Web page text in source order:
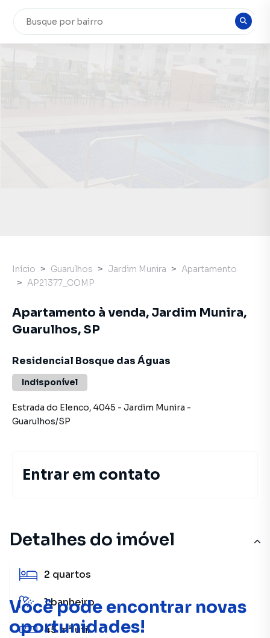
Você pode encontrar novas
oportunidades!
Detalhes do imóvel
2 quartos
1banheiro
45 m²útil
Início Guarulhos Jardim Munira
Apartamento
AP21377_COMP
Apartamento à venda, Jardim Munira,
Guarulhos, SP
Residencial Bosque das Águas
Indisponível
Estrada do Elenco, 4045 - Jardim Munira -
Guarulhos/SP
Entrar em contato